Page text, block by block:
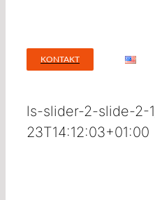
KONTAKT
ls-slider-2-slide-2-1
23T14:12:03+01:00